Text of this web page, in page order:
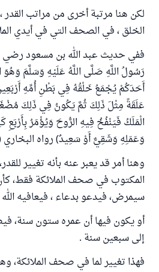
لكن هنا مرتبة أخرى من مراتب القدر
الخلق ، في الصحف التي في أيدي
ففي حديث عبد الله بن مسعود رضي
رَسُولُ اللَّهِ صَلَّى اللَّهُ عَلَيْهِ وَسَلَّمَ
أَحَدَكُمْ يُجْمَعُ خَلْقُهُ فِي بَطْنِ أُمِّهِ
عَلَقَةً مِثْلَ ذَلِكَ ثُمَّ يَكُونُ فِي ذَلِكَ
الْمَلَكُ فَيَنْفُخُ فِيهِ الرُّوحَ وَيُؤْمَرُ
وَعَمَلِهِ وَشَقِيٌّ أَوْ سَعِيدٌ) رواه البخاري (3208) ومسلم
وهنا أمر قد يعبر عنه بأنه تغيير
المكتوب في صحف الملائكة فقط،
سيمرض، فيدعو بدعاء ، فيعافيه
أو يكون فيها أن عمره ستون سنة،
إلى سبعين سنة .
فهذا تغيير لما في صحف الملائكة،